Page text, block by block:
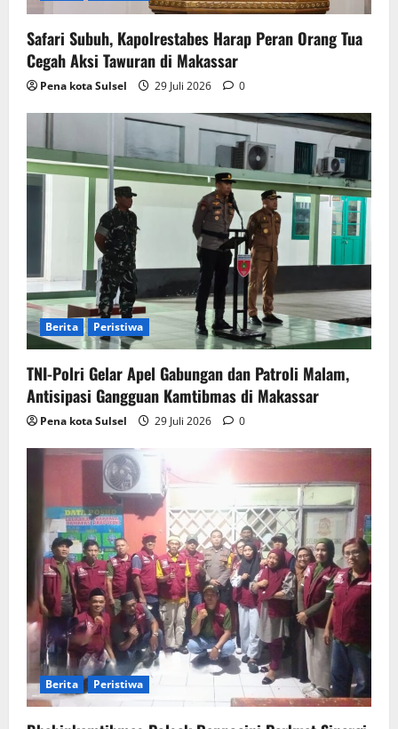
Safari Subuh, Kapolrestabes Harap Peran Orang Tua
Cegah Aksi Tawuran di Makassar
Pena kota Sulsel 29 Juli 2026 0
Berita Peristiwa
TNI-Polri Gelar Apel Gabungan dan Patroli Malam,
Antisipasi Gangguan Kamtibmas di Makassar
Pena kota Sulsel 29 Juli 2026 0
Berita Peristiwa